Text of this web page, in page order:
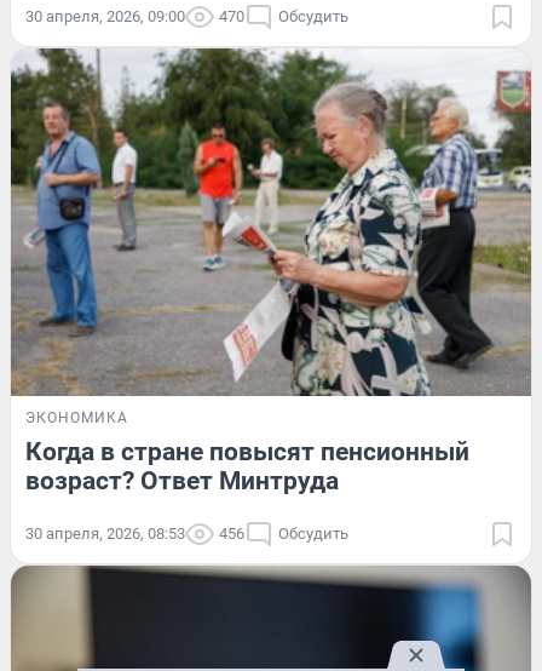
30 апреля, 2026, 09:00 470 Обсудить
ЭКОНОМИКА
Когда в стране повысят пенсионный
возраст? Ответ Минтруда
30 апреля, 2026, 08:53 456 Обсудить